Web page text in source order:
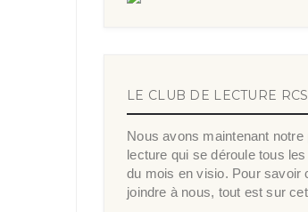
LE CLUB DE LECTURE RCS
Nous avons maintenant notre
lecture qui se déroule tous
du mois en visio. Pour savoir
joindre à nous, tout est sur